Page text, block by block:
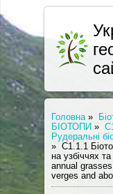
Головна »
БІОТОПИ »
Рудеральні
» С1.1.1
на узбіччях
annual
verges and